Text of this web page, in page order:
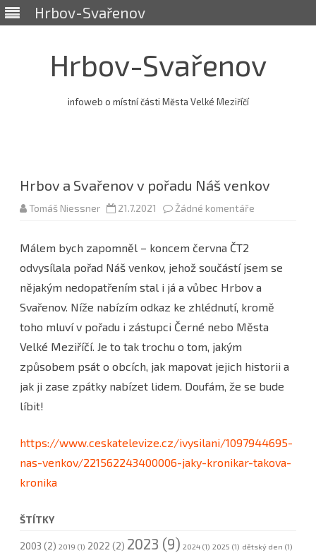
Hrbov-Svařenov
Hrbov-Svařenov
infoweb o místní části Města Velké Meziříčí
Hrbov a Svařenov v pořadu Náš venkov
Tomáš Niessner 21.7.2021 Žádné komentáře
Svařenov
pořadu
venkov
Málem bych zapomněl – koncem června ČT2
odvysílala pořad Náš venkov, jehož součástí jsem se
nějakým nedopatřením stal i já a vůbec Hrbov a
Svařenov. Níže nabízím odkaz ke zhlédnutí, kromě
toho mluví v pořadu i zástupci Černé nebo Města
Velké Meziříčí. Je to tak trochu o tom, jakým
způsobem psát o obcích, jak mapovat jejich historii a
jak ji zase zpátky nabízet lidem. Doufám, že se bude
líbit!
https://www.ceskatelevize.cz/ivysilani/1097944695-
nas-venkov/221562243400006-jaky-kronikar-takova-
kronika
ŠTÍTKY
2003 (2) 2019 (1) 2022 (2) 2023 (9) 2024 (1) 2025 (1) dětský den (1)